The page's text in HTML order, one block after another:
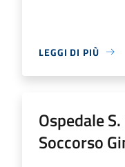
LEGGI DI PIÙ
Ospedale
Soccorso